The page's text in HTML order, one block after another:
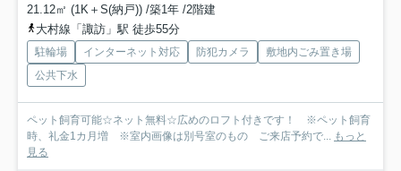
21.12㎡ (1K＋S(納戸)) /築1年 /2階建
大村線「諏訪」駅 徒歩55分
駐輪場 インターネット対応 防犯カメラ
敷地内ごみ置き場
公共下水
ペット飼育可能☆ネット無料☆広めのロフト付きです！ ※ペット飼育
時、礼金1カ月増 ※室内画像は別号室のもの ご来店予約で...
もっと
見る